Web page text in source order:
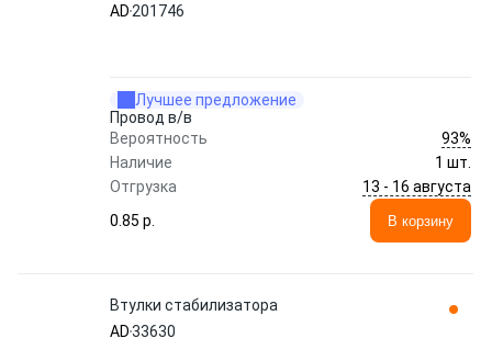
AD 201746
Лучшее предложение
Провод в/в
Вероятность
93%
Наличие
1 шт.
Отгрузка
13 - 16 августа
0.85 p.
В корзину
Втулки стабилизатора
AD33630